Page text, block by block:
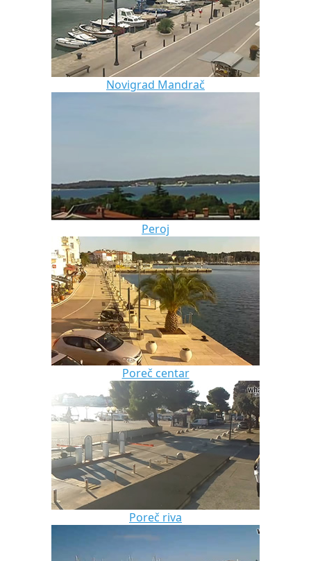
Novigrad Mandrač
Peroj
Poreč centar
Poreč riva